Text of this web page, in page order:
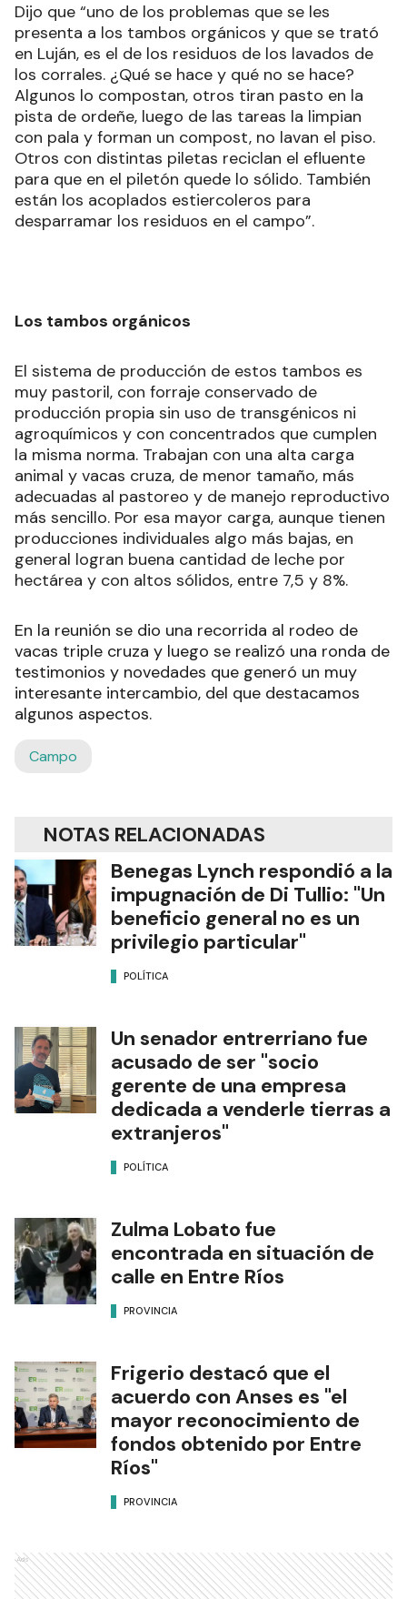
Dijo que “uno de los problemas que se les
presenta a los tambos orgánicos y que se trató
en Luján, es el de los residuos de los lavados de
los corrales. ¿Qué se hace y qué no se hace?
Algunos lo compostan, otros tiran pasto en la
pista de ordeñe, luego de las tareas la limpian
con pala y forman un compost, no lavan el piso.
Otros con distintas piletas reciclan el efluente
para que en el piletón quede lo sólido. También
están los acoplados estiercoleros para
desparramar los residuos en el campo”.
Los tambos orgánicos
El sistema de producción de estos tambos es
muy pastoril, con forraje conservado de
producción propia sin uso de transgénicos ni
agroquímicos y con concentrados que cumplen
la misma norma. Trabajan con una alta carga
animal y vacas cruza, de menor tamaño, más
adecuadas al pastoreo y de manejo reproductivo
más sencillo. Por esa mayor carga, aunque tienen
producciones individuales algo más bajas, en
general logran buena cantidad de leche por
hectárea y con altos sólidos, entre 7,5 y 8%.
En la reunión se dio una recorrida al rodeo de
vacas triple cruza y luego se realizó una ronda de
testimonios y novedades que generó un muy
interesante intercambio, del que destacamos
algunos aspectos.
Campo
NOTAS RELACIONADAS
Benegas Lynch respondió a la
impugnación de Di Tullio: "Un
beneficio general no es un
privilegio particular"
POLÍTICA
Un senador entrerriano fue
acusado de ser "socio
gerente de una empresa
dedicada a venderle tierras a
extranjeros"
POLÍTICA
Zulma Lobato fue
encontrada en situación de
calle en Entre Ríos
PROVINCIA
Frigerio destacó que el
acuerdo con Anses es "el
mayor reconocimiento de
fondos obtenido por Entre
Ríos"
PROVINCIA
Ads